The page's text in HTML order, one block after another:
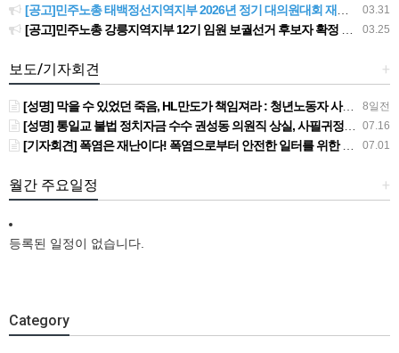
03.31
[공고]민주노총 태백정선지역지부 2026년 정기 대의원대회 재소집 건
03.25
[공고]민주노총 강릉지역지부 12기 임원 보궐선거 후보자 확정 공고
+
보도/기자회견
8일전
[성명] 막을 수 있었던 죽음, HL만도가 책임져라 : 청년노동자 사망사고의 철저한 진상규명과 재발방지 대책 마련하라
07.16
[성명] 통일교 불법 정치자금 수수 권성동 의원직 상실, 사필귀정이다
07.01
[기자회견] 폭염은 재난이다! 폭염으로부터 안전한 일터를 위한 민주노총 강원지역본부 폭염감시단 선포 기자회견
+
월간 주요일정
등록된 일정이 없습니다.
Category